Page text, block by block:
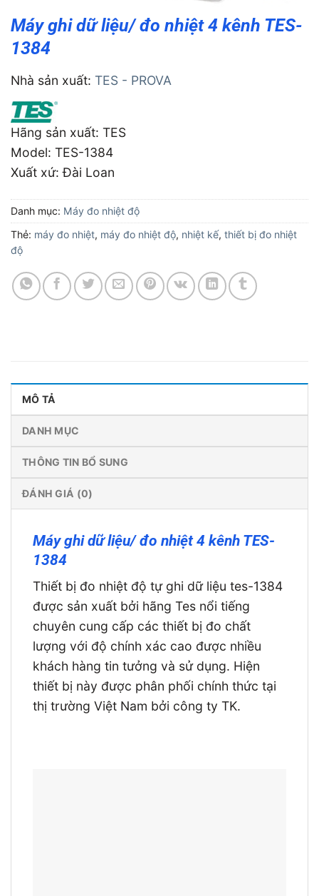
Máy ghi dữ liệu/ đo nhiệt 4 kênh TES-
1384
Nhà sản xuất: TES - PROVA
Hãng sản xuất: TES
Model: TES-1384
Xuất xứ: Ðài Loan
Danh mục: Máy đo nhiệt độ
Thẻ: máy đo nhiệt, máy đo nhiệt độ, nhiệt kế, thiết bị đo nhiệt
độ
MÔ TẢ
DANH MỤC
THÔNG TIN BỔ SUNG
ĐÁNH GIÁ (0)
Máy ghi dữ liệu/ đo nhiệt 4 kênh TES-
1384
Thiết bị đo nhiệt độ tự ghi dữ liệu tes-1384
được sản xuất bởi hãng Tes nổi tiếng
chuyên cung cấp các thiết bị đo chất
lượng với độ chính xác cao được nhiều
khách hàng tin tưởng và sử dụng. Hiện
thiết bị này được phân phối chính thức tại
thị trường Việt Nam bởi công ty TK.